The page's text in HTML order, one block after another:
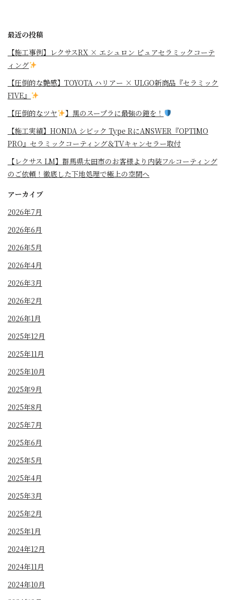
最近の投稿
【施工事例】レクサスRX × エシュロン ピュアセラミックコーテ
ィング
【圧倒的な艶感】TOYOTA ハリアー × ULGO新商品『セラミック
FIVE』
【圧倒的なツヤ
】黒のスープラに最強の鎧を！
⁡【施工実績】HONDA シビック Type RにANSWER『OPTIMO
PRO』セラミックコーティング＆TVキャンセラー取付
【レクサス LM】群馬県太田市のお客様より内装フルコーティング
のご依頼！徹底した下地処理で極上の空間へ
アーカイブ
2026年7月
2026年6月
2026年5月
2026年4月
2026年3月
2026年2月
2026年1月
2025年12月
2025年11月
2025年10月
2025年9月
2025年8月
2025年7月
2025年6月
2025年5月
2025年4月
2025年3月
2025年2月
2025年1月
2024年12月
2024年11月
2024年10月